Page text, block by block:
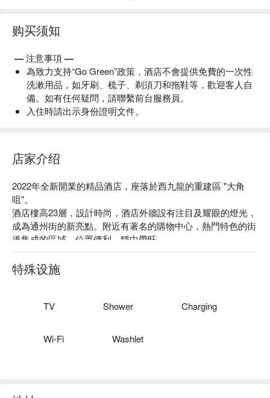
购买须知
— 注意事項 —
為致力支持“Go Green”政策，酒店不會提供免費的一次性
洗漱用品，如牙刷、梳子、剃須刀和拖鞋等，歡迎客人自
備。如有任何疑問，請聯繫前台服務員。
入住時請出示身份證明文件。
店家介绍
2022年全新開業的精品酒店，座落於西九龍的重建區 "大角
咀"。
酒店樓高23層，設計時尚，酒店外牆設有注目及耀眼的燈光，
成為通州街的新亮點。附近有著名的購物中心，熱門特色的街
道集成的區域，位置便利，靜中帶旺。
酒店擁有154間客房，房間內設計簡約、現代、清潔及舒適的
房間，全部客房均為落地大窗，讓住客觀賞西九龍的美麗風
景。酒店有70%的酒店客房均能飽覽著名的香港獅子山景觀。
特殊设施
TV Shower Charging
Wi-Fi Washlet